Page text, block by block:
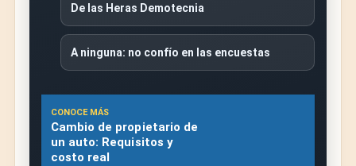
De las Heras Demotecnia
A ninguna: no confío en las encuestas
CONOCE MÁS
Cambio de propietario de
un auto: Requisitos y
costo real